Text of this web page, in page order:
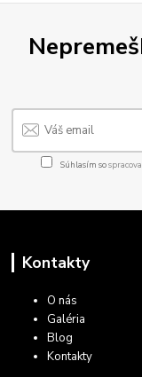
Súhlasím so
Kontakty
O nás
Galéria
Blog
Kontakty